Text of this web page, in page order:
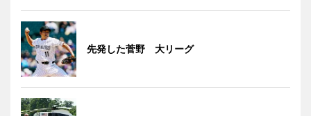
先発した菅野 大リーグ